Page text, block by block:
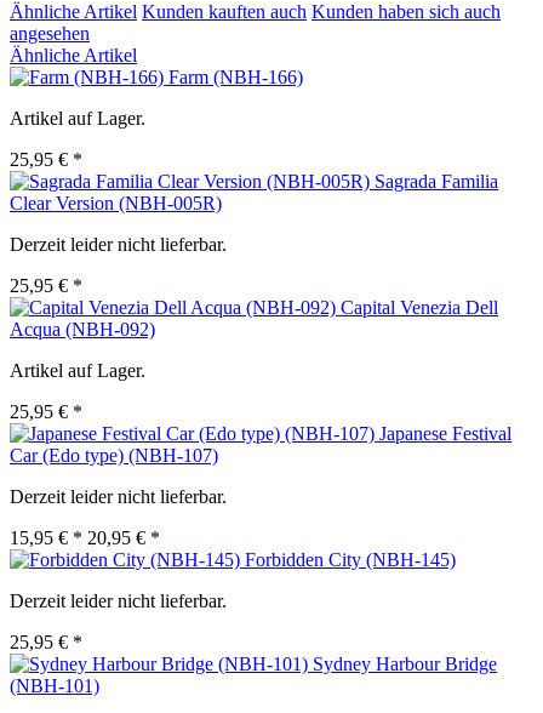
Ähnliche Artikel Kunden kauften auch Kunden haben sich auch
angesehen
Ähnliche Artikel
Farm (NBH-166)
Artikel auf Lager.
25,95 € *
Sagrada Familia
Clear Version (NBH-005R)
Derzeit leider nicht lieferbar.
25,95 € *
Capital Venezia Dell
Acqua (NBH-092)
Artikel auf Lager.
25,95 € *
Japanese Festival
Car (Edo type) (NBH-107)
Derzeit leider nicht lieferbar.
15,95 € * 20,95 € *
Forbidden City (NBH-145)
Derzeit leider nicht lieferbar.
25,95 € *
Sydney Harbour Bridge
(NBH-101)